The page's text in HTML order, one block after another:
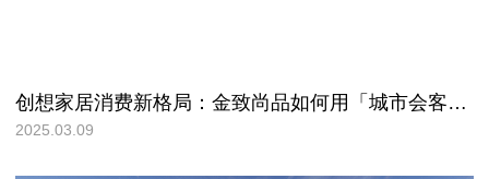
创想家居消费新格局：金致尚品如何用「城市会客厅」颠覆你的想象!
2025.03.09